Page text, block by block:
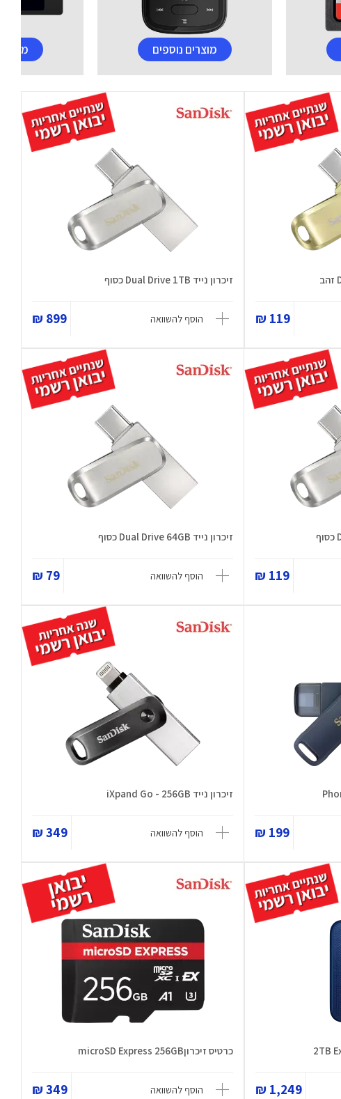
מוצרים נוספים
119 ₪
זיכרון נייד Dual Drive 1TB כסוף
הוסף להשוואה 899 ₪
119 ₪
זיכרון נייד Dual Drive 64GB כסוף
הוסף להשוואה 79 ₪
199 ₪
זיכרון נייד iXpand Go - 256GB
הוסף להשוואה 349 ₪
1,249 ₪
כרטיס זיכרוןmicroSD Express 256GB
הוסף להשוואה 349 ₪